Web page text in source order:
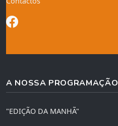
A NOSSA PROGRAMAÇÃO
"EDIÇÃO DA MANHÃ"